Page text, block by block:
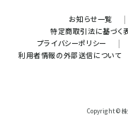
お知らせ一覧 |
特定商取引法に基づく
プライバシーポリシー
|
利用者情報の外部送信について
Copyright ©